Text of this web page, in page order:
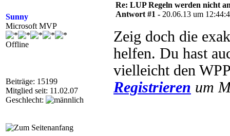
Sunny
Microsoft MVP
Offline
Beiträge: 15199
Mitglied seit: 11.02.07
Geschlecht:
Re: LUP Regeln werden nicht
Antwort #1 - 20.06.13 um
Zeig doch die
helfen. Du hast
vielleicht den
Registrieren um